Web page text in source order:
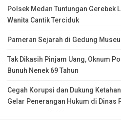
Polsek Medan Tuntungan Gerebek
Wanita Cantik Terciduk
Pameran Sejarah di Gedung
Tak Dikasih Pinjam Uang, Oknum
Bunuh Nenek 69 Tahun
Cegah Korupsi dan Dukung
Gelar Penerangan Hukum di Dinas